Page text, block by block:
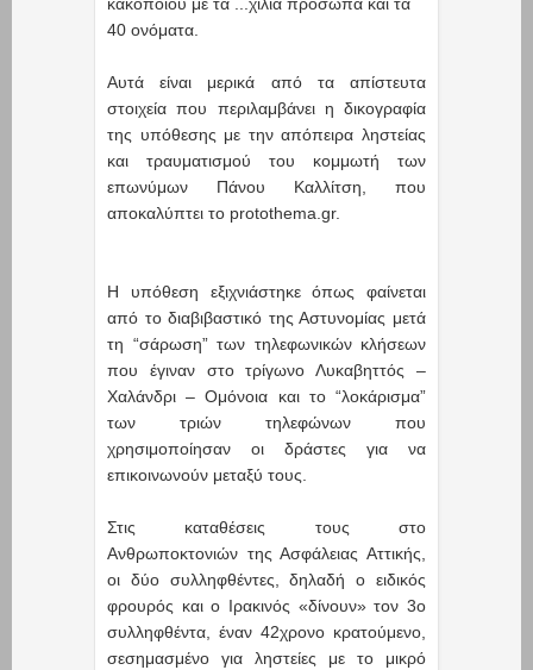
40 ονόματα.
Αυτά είναι μερικά από τα απίστευτα
στοιχεία που περιλαμβάνει η δικογραφία
της υπόθεσης με την απόπειρα ληστείας
και τραυματισμού του κομμωτή των
επωνύμων Πάνου Καλλίτση, που
αποκαλύπτει το protothema.gr.
Η υπόθεση εξιχνιάστηκε όπως φαίνεται
από το διαβιβαστικό της Αστυνομίας μετά
τη “σάρωση” των τηλεφωνικών κλήσεων
που έγιναν στο τρίγωνο Λυκαβηττός –
Χαλάνδρι – Ομόνοια και το “λοκάρισμα”
των τριών τηλεφώνων που
χρησιμοποίησαν οι δράστες για να
επικοινωνούν μεταξύ τους.
Στις καταθέσεις τους στο
Ανθρωποκτονιών της Ασφάλειας Αττικής,
οι δύο συλληφθέντες, δηλαδή ο ειδικός
φρουρός και ο Ιρακινός «δίνουν» τον 3ο
συλληφθέντα, έναν 42χρονο κρατούμενο,
σεσημασμένο για ληστείες με το μικρό